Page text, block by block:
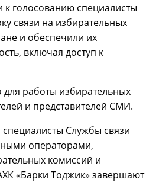
к голосованию специалисты
связи на избирательных
и обеспечили их
включая доступ к
работы избирательных
и представителей СМИ.
Службы связи
операторами,
комиссий и
«Барки Тоджик» завершают